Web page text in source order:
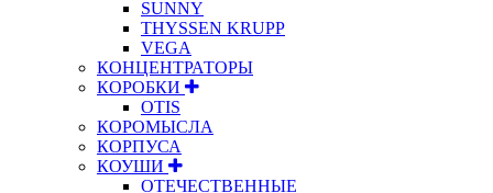
SUNNY
THYSSEN KRUPP
VEGA
КОНЦЕНТРАТОРЫ
КОРОБКИ
OTIS
КОРОМЫСЛА
КОРПУСА
КОУШИ
ОТЕЧЕСТВЕННЫЕ